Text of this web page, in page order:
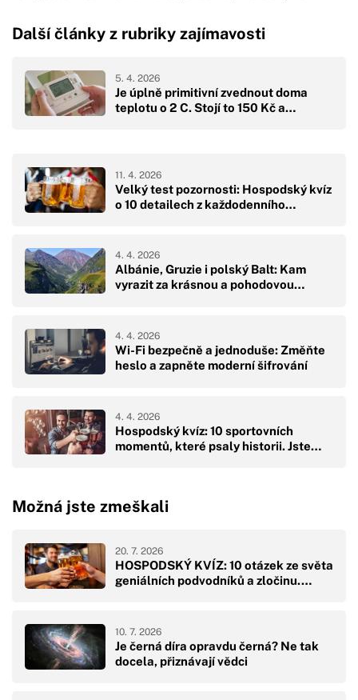
Další články z rubriky zajímavosti
Je úplně primitivní zvednout doma
teplotu o 2 C. Stojí to 150 Kč a…
5. 4. 2026
Velký test pozornosti: Hospodský kvíz
o 10 detailech z každodenního…
11. 4. 2026
Albánie, Gruzie i polský Balt: Kam
vyrazit za krásnou a pohodovou…
4. 4. 2026
Wi-Fi bezpečně a jednoduše: Změňte
heslo a zapněte moderní šifrování
4. 4. 2026
Hospodský kvíz: 10 sportovních
momentů, které psaly historii. Jste…
4. 4. 2026
Možná jste zmeškali
HOSPODSKÝ KVÍZ: 10 otázek ze světa
geniálních podvodníků a zločinu.…
20. 7. 2026
Je černá díra opravdu černá? Ne tak
docela, přiznávají vědci
10. 7. 2026